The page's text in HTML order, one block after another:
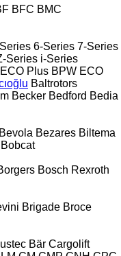
BFC BMC
6-Series 7-Series
Series i-Series
Plus BPW ECO
Baltrotors
Becker Bedford Bedia
Bevola Bezares Biltema
Bobcat
Bosch Rexroth
Brigade Broce
Bär Cargolift